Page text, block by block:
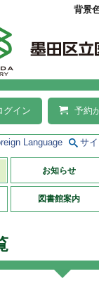
背景
グイン 予約
Language サ
お知らせ
図書館案内